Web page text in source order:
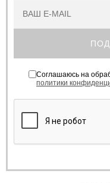
Соглашаюсь на
политики